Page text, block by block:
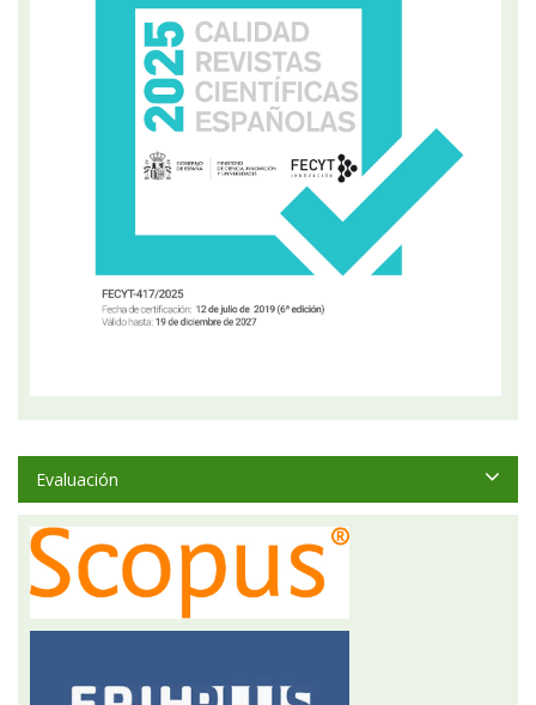
Evaluación